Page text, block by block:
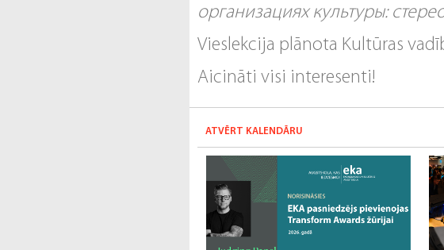
организациях культуры:
Vieslekcija plānota Kultūras
Aicināti visi interesenti!
ATVĒRT KALENDĀRU